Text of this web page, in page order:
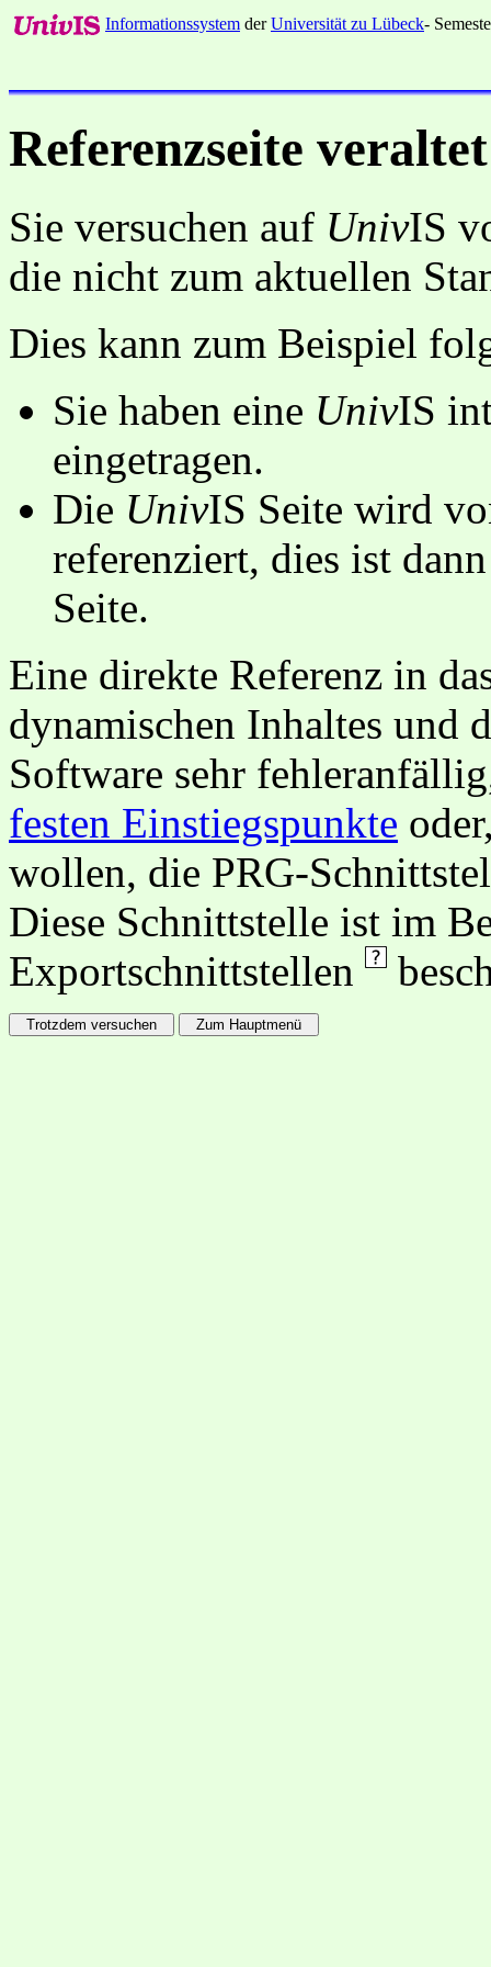
Informationssystem derUniversität zu Lübeck-
Referenzseite veraltet
Sie versuchen auf UnivIS
die nicht zum aktuellen
Dies kann zum Beispiel
Sie haben eine UnivIS
eingetragen.
Die UnivIS Seite wird
referenziert, dies ist
Seite.
Eine direkte Referenz in
dynamischen Inhaltes und
Software sehr
festen Einstiegspunkte
wollen, die PRG-
Diese Schnittstelle ist im
Exportschnittstellen